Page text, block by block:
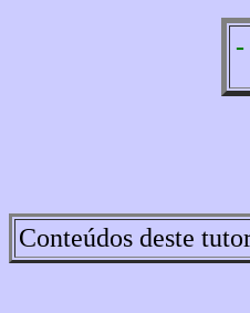
-
Conteúdos deste